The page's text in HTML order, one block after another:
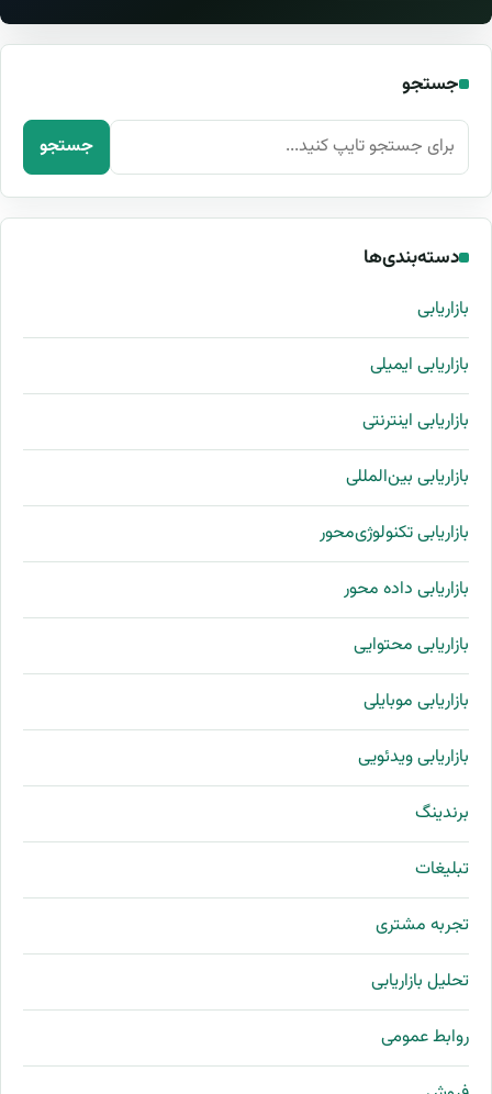
جستجو
جستجو برای: جستجو
دسته‌بندی‌ها
بازاریابی
بازاریابی ایمیلی
بازاریابی اینترنتی
بازاریابی بین‌المللی
بازاریابی تکنولوژی‌محور
بازاریابی داده محور
بازاریابی محتوایی
بازاریابی موبایلی
بازاریابی ویدئویی
برندینگ
تبلیغات
تجربه مشتری
تحلیل بازاریابی
روابط عمومی